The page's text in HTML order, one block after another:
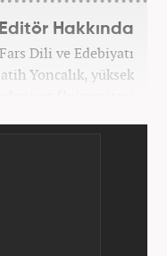
Editör Hakkında
Dili ve Edebiyatı
Yoncalık, yüksek
Üniversitesi
Yoncalık, Eylül